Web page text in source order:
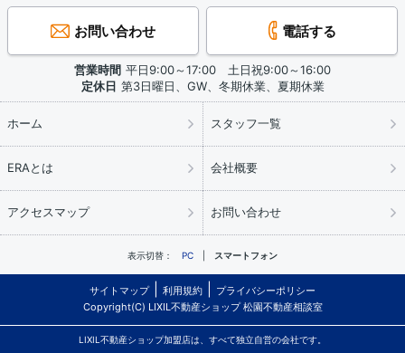
お問い合わせ 電話する
営業時間 平日9:00～17:00 土日祝9:00～16:00
定休日 第3日曜日、GW、冬期休業、夏期休業
ホーム スタッフ一覧
ERAとは 会社概要
アクセスマップ お問い合わせ
表示切替： PC スマートフォン
サイトマップ 利用規約
プライバシーポリシー
Copyright(C) LIXIL不動産ショップ 松園不動産相談室
LIXIL不動産ショップ加盟店は、すべて独立自営の会社です。